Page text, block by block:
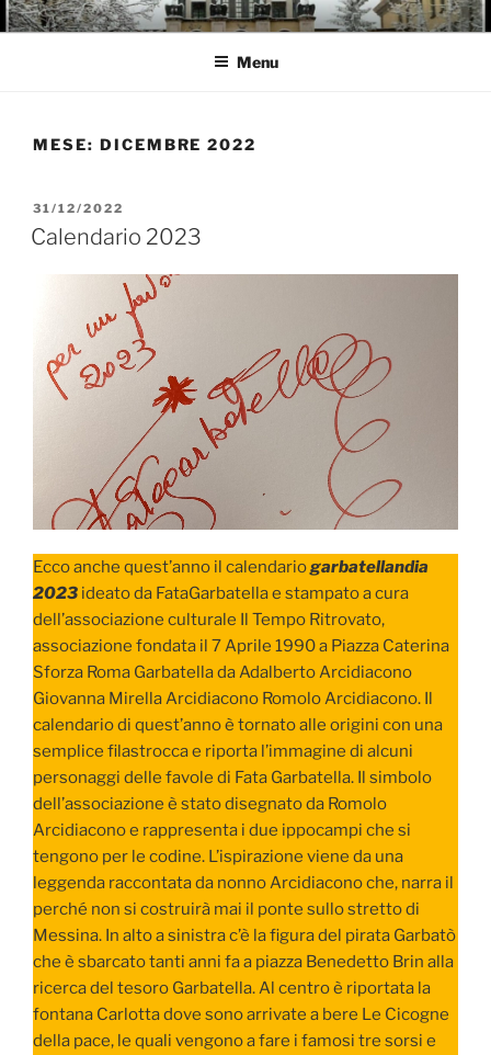
Salta
al
GARBATELLA
Un Blog sul quartiere della Garbatella
Menu
MESE: DICEMBRE 2022
PUBBLICATO
IL
31/12/2022
Calendario 2023
Ecco anche quest’anno il calendariogarbatellandia
2023 ideato da FataGarbatella e stampato a cura
dell’associazione culturale Il Tempo Ritrovato,
associazione fondata il 7 Aprile 1990 a Piazza Caterina
Sforza Roma Garbatella da Adalberto Arcidiacono
Giovanna Mirella Arcidiacono Romolo Arcidiacono. Il
calendario di quest’anno è tornato alle origini con una
semplice filastrocca e riporta l’immagine di alcuni
personaggi delle favole di Fata Garbatella. Il simbolo
dell’associazione è stato disegnato da Romolo
Arcidiacono e rappresenta i due ippocampi che si
tengono per le codine. L’ispirazione viene da una
leggenda raccontata da nonno Arcidiacono che, narra il
perché non si costruirà mai il ponte sullo stretto di
Messina. In alto a sinistra c’è la figura del pirata Garbatò
che è sbarcato tanti anni fa a piazza Benedetto Brin alla
ricerca del tesoro Garbatella. Al centro è riportata la
fontana Carlotta dove sono arrivate a bere Le Cicogne
della pace, le quali vengono a fare i famosi tre sorsi e